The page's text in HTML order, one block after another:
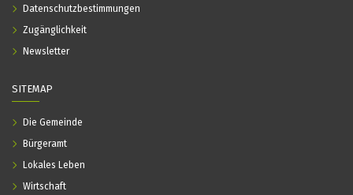
SITEMAP
Die Gemeinde
Bürgeramt
Lokales Leben
Wirtschaft
Datenschutzbestimmungen
Zugänglichkeit
Newsletter